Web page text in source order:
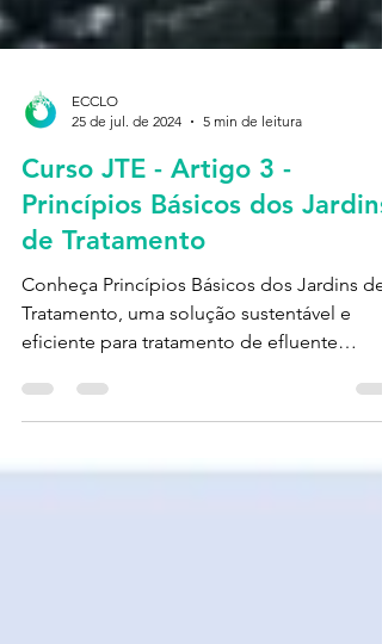
25 de jul. de 2024
5 min de leitura
Curso JTE - Artigo 3 -
Princípios Básicos dos Jardins
de Tratamento
Conheça Princípios Básicos dos Jardins de
Tratamento, uma solução sustentável e
eficiente para tratamento de efluente